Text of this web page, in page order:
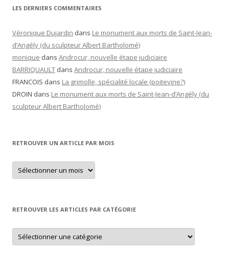
LES DERNIERS COMMENTAIRES
Véronique Dujardin dans Le monument aux morts de Saint-Jean-
d’Angély (du sculpteur Albert Bartholomé)
monique dans Androcur, nouvelle étape judiciaire
BARRIQUAULT dans Androcur, nouvelle étape judiciaire
FRANCOIS dans La grimolle, spécialité locale (poitevine?)
DROIN dans Le monument aux morts de Saint-Jean-d’Angély (du
sculpteur Albert Bartholomé)
RETROUVER UN ARTICLE PAR MOIS
Retrouver
un
article
RETROUVER LES ARTICLES PAR CATÉGORIE
Retrouver
les
articles